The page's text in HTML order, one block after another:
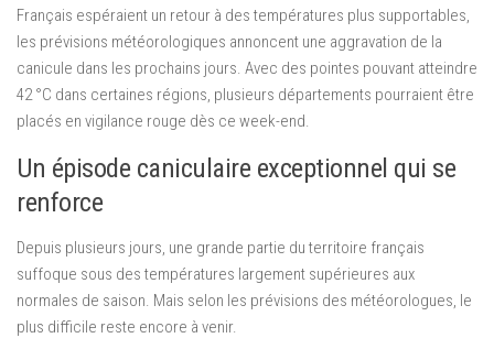
Français espéraient un retour à des températures plus supportables,
les prévisions météorologiques annoncent une aggravation de la
canicule dans les prochains jours. Avec des pointes pouvant atteindre
42 °C dans certaines régions, plusieurs départements pourraient être
placés en vigilance rouge dès ce week-end.
Un épisode caniculaire exceptionnel qui se
renforce
Depuis plusieurs jours, une grande partie du territoire français
suffoque sous des températures largement supérieures aux
normales de saison. Mais selon les prévisions des météorologues, le
plus difficile reste encore à venir.